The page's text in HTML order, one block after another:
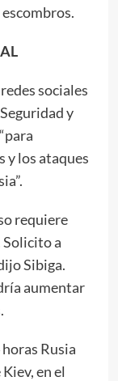
sociales
y
y los ataques
requiere
a
Sibiga.
aumentar
Rusia
en el